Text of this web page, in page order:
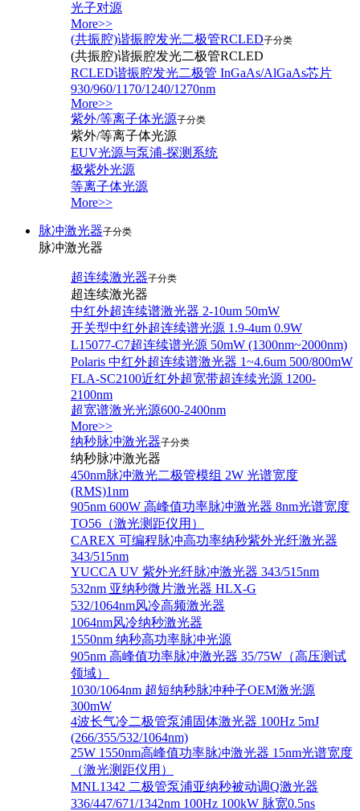
光子对源
More>>
(共振腔)谐振腔发光二极管RCLED子分类
(共振腔)谐振腔发光二极管RCLED
RCLED谐振腔发光二极管 InGaAs/AlGaAs芯片
930/960/1170/1240/1270nm
More>>
紫外/等离子体光源子分类
紫外/等离子体光源
EUV光源与泵浦-探测系统
极紫外光源
等离子体光源
More>>
脉冲激光器子分类
脉冲激光器
超连续激光器子分类
超连续激光器
中红外超连续谱激光器 2-10um 50mW
开关型中红外超连续谱光源 1.9-4um 0.9W
L15077-C7超连续谱光源 50mW (1300nm~2000nm)
Polaris 中红外超连续谱激光器 1~4.6um 500/800mW
FLA-SC2100近红外超宽带超连续光源 1200-
2100nm
超宽谱激光光源600-2400nm
More>>
纳秒脉冲激光器子分类
纳秒脉冲激光器
450nm脉冲激光二极管模组 2W 光谱宽度
(RMS)1nm
905nm 600W 高峰值功率脉冲激光器 8nm光谱宽度
TO56（激光测距仪用）
CAREX 可编程脉冲高功率纳秒紫外光纤激光器
343/515nm
YUCCA UV 紫外光纤脉冲激光器 343/515nm
532nm 亚纳秒微片激光器 HLX-G
532/1064nm风冷高频激光器
1064nm风冷纳秒激光器
1550nm 纳秒高功率脉冲光源
905nm 高峰值功率脉冲激光器 35/75W（高压测试
领域）
1030/1064nm 超短纳秒脉冲种子OEM激光源
300mW
4波长气冷二极管泵浦固体激光器 100Hz 5mJ
(266/355/532/1064nm)
25W 1550nm高峰值功率脉冲激光器 15nm光谱宽度
（激光测距仪用）
MNL1342 二极管泵浦亚纳秒被动调Q激光器
336/447/671/1342nm 100Hz 100kW 脉宽0.5ns